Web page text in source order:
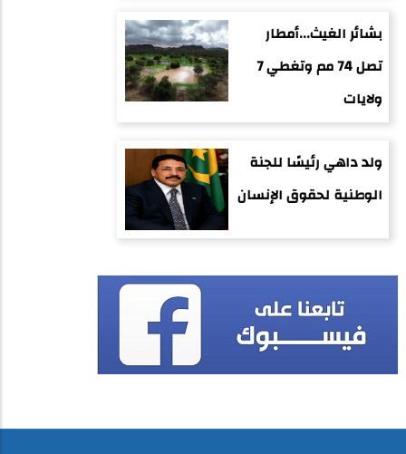
بشائر الغيث...أمطار
تصل 74 مم وتغطي 7
ولايات
ولد داهي رئيسًا للجنة
الوطنية لحقوق الإنسان